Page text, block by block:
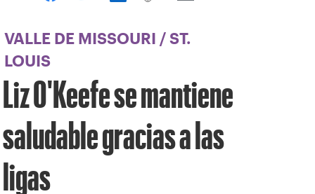
VALLE DE MISSOURI / ST.
LOUIS
Liz O'Keefe se mantiene
saludable gracias a las
ligas